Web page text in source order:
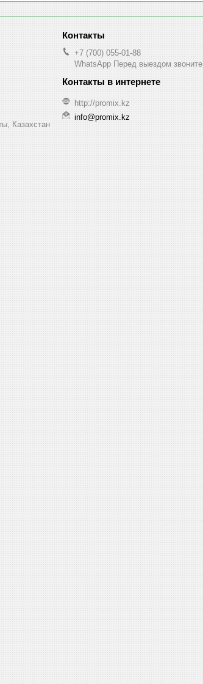
Казахстан
+7 (700) 055-01-88
WhatsApp Перед выездом звоните
http://promix.kz
info@promix.kz